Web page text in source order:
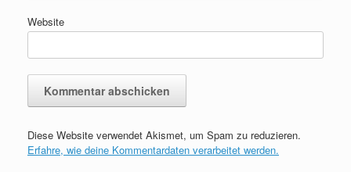
Website
Diese Website verwendet Akismet, um Spam zu reduzieren.
Erfahre, wie deine Kommentardaten verarbeitet werden.